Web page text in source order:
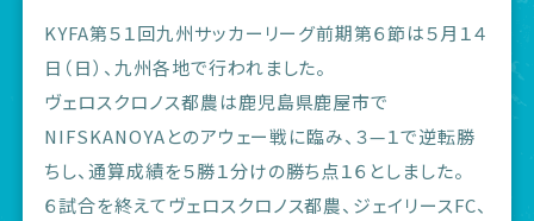
KYFA第５１回九州サッカーリーグ前期第６節は５月１４
日（日）、九州各地で行われました。
ヴェロスクロノス都農は鹿児島県鹿屋市で
NIFSKANOYAとのアウェー戦に臨み、３—１で逆転勝
ちし、通算成績を５勝１分けの勝ち点１６としました。
６試合を終えてヴェロスクロノス都農、ジェイリースFC、